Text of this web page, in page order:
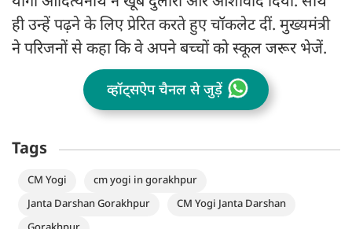
ही उन्हें पढ़ने के लिए प्रेरित करते हुए चॉकलेट दीं. मुख्यमंत्री
ने परिजनों से कहा कि वे अपने बच्चों को स्कूल जरूर भेजें.
व्हॉट्सऐप चैनल से जुड़ें
Tags
CM Yogi
cm yogi in gorakhpur
Janta Darshan Gorakhpur
CM Yogi Janta Darshan